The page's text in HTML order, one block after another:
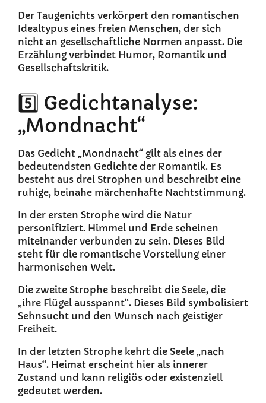
Der Taugenichts verkörpert den romantischen
Idealtypus eines freien Menschen, der sich
nicht an gesellschaftliche Normen anpasst. Die
Erzählung verbindet Humor, Romantik und
Gesellschaftskritik.
5️⃣ Gedichtanalyse:
„Mondnacht“
Das Gedicht „Mondnacht“ gilt als eines der
bedeutendsten Gedichte der Romantik. Es
besteht aus drei Strophen und beschreibt eine
ruhige, beinahe märchenhafte Nachtstimmung.
In der ersten Strophe wird die Natur
personifiziert. Himmel und Erde scheinen
miteinander verbunden zu sein. Dieses Bild
steht für die romantische Vorstellung einer
harmonischen Welt.
Die zweite Strophe beschreibt die Seele, die
„ihre Flügel ausspannt“. Dieses Bild symbolisiert
Sehnsucht und den Wunsch nach geistiger
Freiheit.
In der letzten Strophe kehrt die Seele „nach
Haus“. Heimat erscheint hier als innerer
Zustand und kann religiös oder existenziell
gedeutet werden.